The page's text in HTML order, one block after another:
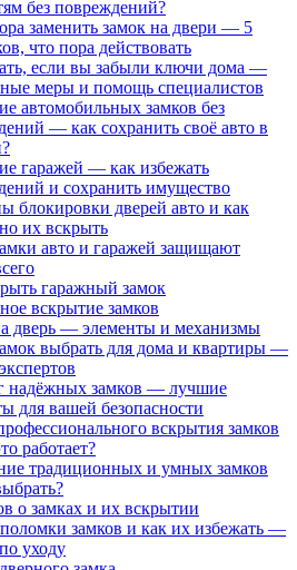
без повреждений?
заменить замок на двери — 5
что пора действовать
если вы забыли ключи дома —
меры и помощь специалистов
автомобильных замков без
— как сохранить своё авто в
гаражей — как избежать
и сохранить имущество
блокировки дверей авто и как
их вскрыть
авто и гаражей защищают
гаражный замок
вскрытие замков
дверь — элементы и механизмы
выбрать для дома и квартиры —
надёжных замков — лучшие
для вашей безопасности
вскрытия замков
работает?
традиционных и умных замков
о замках и их вскрытии
замков и как их избежать —
уходу